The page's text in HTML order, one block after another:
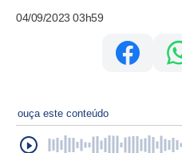
04/09/2023 03h59
ouça este conteúdo